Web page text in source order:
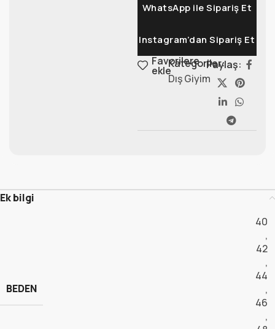
WhatsApp ile Sipariş Et
Instagram’dan Sipariş Et
Favorilere
ekle
Kategoriler:
Dış Giyim
Paylaş:
Ek bilgi
BEDEN
40
,
42
,
44
,
46
,